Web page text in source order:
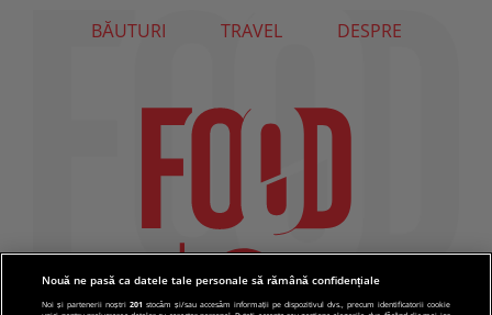
BĂUTURI
TRAVEL DESPRE
Nouă ne pasă ca datele tale personale să rămână confidențiale
Noi și partenerii noștri201 stocăm și/sau accesăm informații pe dispozitivul dvs., precum identificatorii cookie